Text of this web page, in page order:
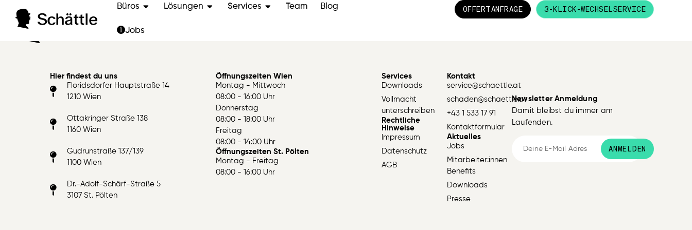
Büros Lösungen Services Team Blog
Jobs
OFFERTANFRAGE 3-KLICK-WECHSELSERVICE
Hier findest du uns
Floridsdorfer Hauptstraße 14
1210 Wien
Ottakringer Straße 138
1160 Wien
Gudrunstraße 137/139
1100 Wien
Dr.-Adolf-Schärf-Straße 5
3107 St. Pölten
Öffnungszeiten Wien
Montag - Mittwoch
08:00 - 16:00 Uhr
Donnerstag
08:00 - 18:00 Uhr
Freitag
08:00 - 14:00 Uhr
Öffnungszeiten St. Pölten
Montag - Freitag
08:00 - 16:00 Uhr
Services
Downloads
Vollmacht
unterschreiben
Rechtliche
Hinweise
Impressum
Datenschutz
AGB
Kontakt
service@schaettle.at
schaden@schaettle.at
+43 1 533 17 91
Kontaktformular
Aktuelles
Jobs
Mitarbeiter:innen
Benefits
Downloads
Presse
Newsletter Anmeldung
Damit bleibst du immer am
Laufenden.
ANMELDEN